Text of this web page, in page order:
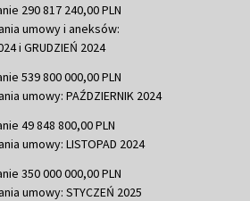
290 817 240,00 PLN
umowy i aneksów:
i GRUDZIEŃ 2024
539 800 000,00 PLN
umowy: PAŹDZIERNIK 2024
49 848 800,00 PLN
umowy: LISTOPAD 2024
350 000 000,00 PLN
umowy: STYCZEŃ 2025